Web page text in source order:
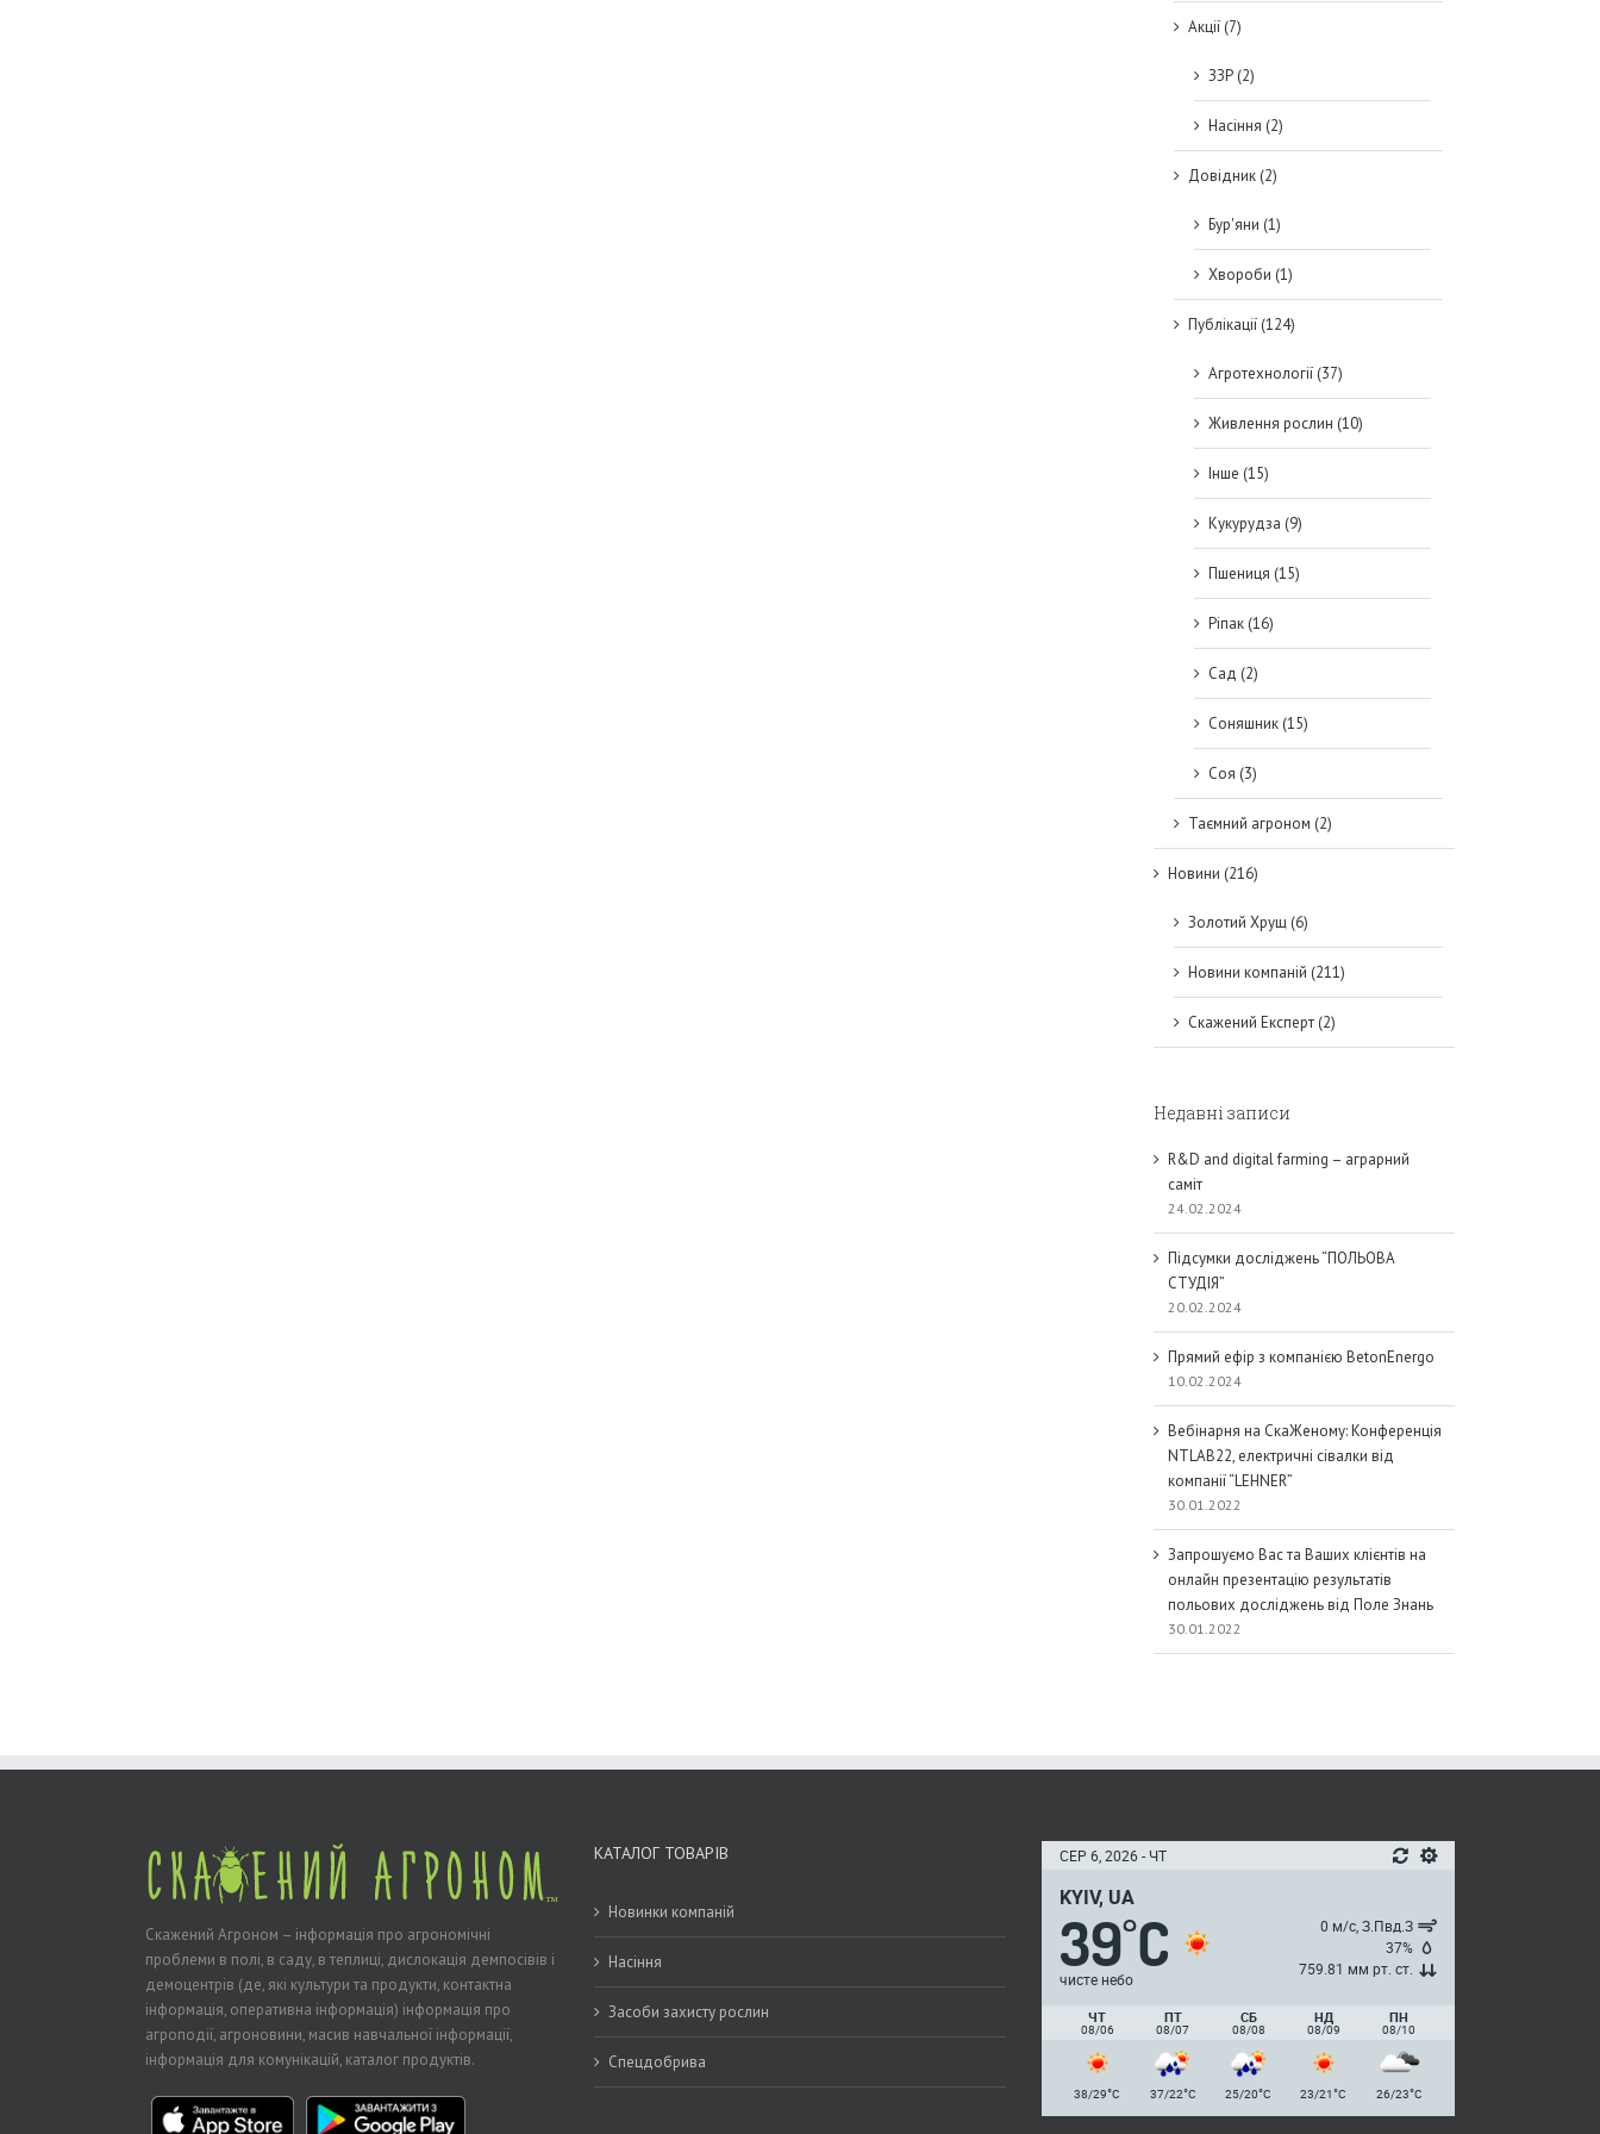
Акції (7)
ЗЗР (2)
Насіння (2)
Довідник (2)
Бур'яни (1)
Хвороби (1)
Публікації (124)
Агротехнології (37)
Живлення рослин (10)
Інше (15)
Кукурудза (9)
Пшениця (15)
Ріпак (16)
Сад (2)
Соняшник (15)
Соя (3)
Таємний агроном (2)
Новини (216)
Золотий Хрущ (6)
Новини компаній (211)
Скажений Експерт (2)
Недавні записи
R&D and digital farming – аграрний
саміт
24.02.2024
Підсумки досліджень “ПОЛЬОВА
СТУДІЯ”
20.02.2024
Прямий ефір з компанією BetonEnergo
10.02.2024
Вебінарня на СкаЖеному: Конференція
NTLAB22, електричні сівалки від
компанії “LEHNER”
30.01.2022
Запрошуємо Вас та Ваших клієнтів на
онлайн презентацію результатів
польових досліджень від Поле Знань
30.01.2022
Скажений Агроном – інформація про агрономічні
проблеми в полі, в саду, в теплиці, дислокація демпосівів і
демоцентрів (де, які культури та продукти, контактна
інформація, оперативна інформація) інформація про
агроподії, агроновини, масив навчальної інформації,
інформація для комунікацій, каталог продуктів.
КАТАЛОГ ТОВАРІВ
Новинки компаній
Насіння
Засоби захисту рослин
Спецдобрива
СЕР 6, 2026 - ЧТ
KYIV, UA
39°C
чисте небо
0 м/с, З.Пвд.З
37%
759.81 мм рт. ст.
ЧТ
08/06
ПТ
08/07
СБ
08/08
НД
08/09
ПН
08/10
38/29°C 37/22°C 25/20°C 23/21°C 26/23°C